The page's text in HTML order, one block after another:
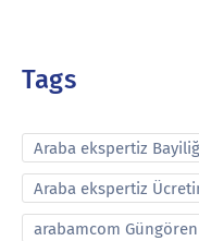
Tags
Araba ekspertiz
Araba ekspertiz
arabamcom